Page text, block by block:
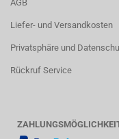
AGB
Liefer- und Versandkosten
Privatsphäre und
Rückruf Service